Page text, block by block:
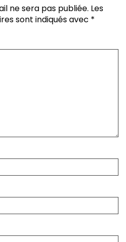
ne sera pas publiée. Les
sont indiqués avec *